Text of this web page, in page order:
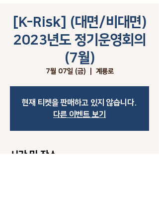
[K-Risk] (대면/비대면)
2023년도 정기운영회의
(7월)
7월 07일 (금) 계룡로
현재 티켓을 판매하고 있지 않습니다.
다른 이벤트 보기
시간 및 장소